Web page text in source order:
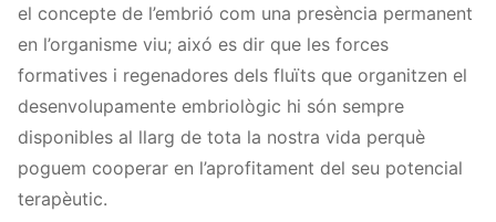
el concepte de l’embrió com una presència permanent
en l’organisme viu; aixó es dir que les forces
formatives i regenadores dels fluïts que organitzen el
desenvolupamente embriològic hi són sempre
disponibles al llarg de tota la nostra vida perquè
poguem cooperar en l’aprofitament del seu potencial
terapèutic.